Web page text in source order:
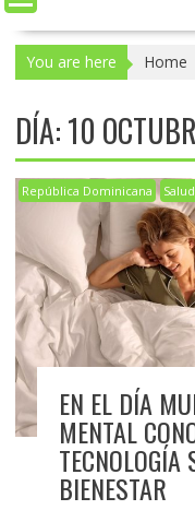
You are here Home
DÍA:10
República Dominicana Salud
EN EL DÍA
MENTAL
BIENESTAR